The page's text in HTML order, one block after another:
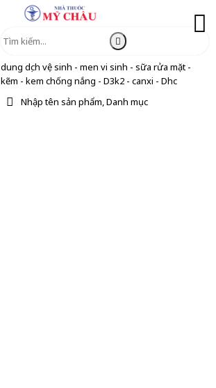
dung dịch vệ sinh - men vi sinh - sữa rửa mặt -
kẽm - kem chống nắng - D3k2 - canxi - Dhc
Nhập tên sản phẩm, Danh mục